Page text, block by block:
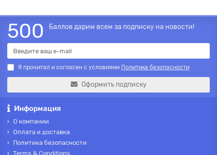
500 Баллов дарим всем за подписку на новости!
Я прочитал и согласен с условиями Политика безопасности
Оформить подписку
Информация
О компании
Оплата и доставка
Политика безопасности
Terms & Conditions